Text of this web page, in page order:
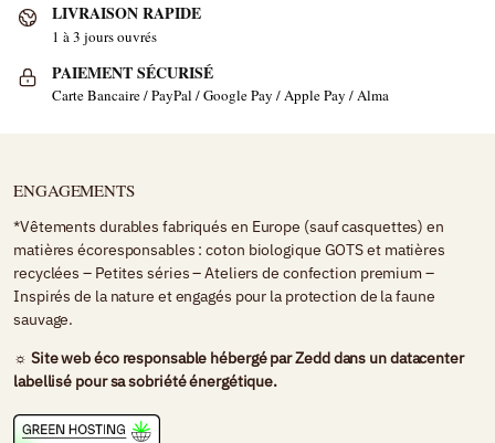
LIVRAISON RAPIDE
1 à 3 jours ouvrés
PAIEMENT SÉCURISÉ
Carte Bancaire / PayPal / Google Pay / Apple Pay / Alma
ENGAGEMENTS
*Vêtements durables fabriqués en Europe (sauf casquettes) en
matières écoresponsables : coton biologique GOTS et matières
recyclées – Petites séries – Ateliers de confection premium –
Inspirés de la nature et engagés pour la protection de la faune
sauvage.
☼ Site web éco responsable hébergé parZedddans un datacenter
labellisé pour sa sobriété énergétique.